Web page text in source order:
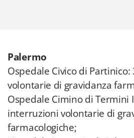
Palermo
Ospedale Civico di
volontarie di gravidanza
Ospedale Cimino di Termini
interruzioni volontarie di
farmacologiche;